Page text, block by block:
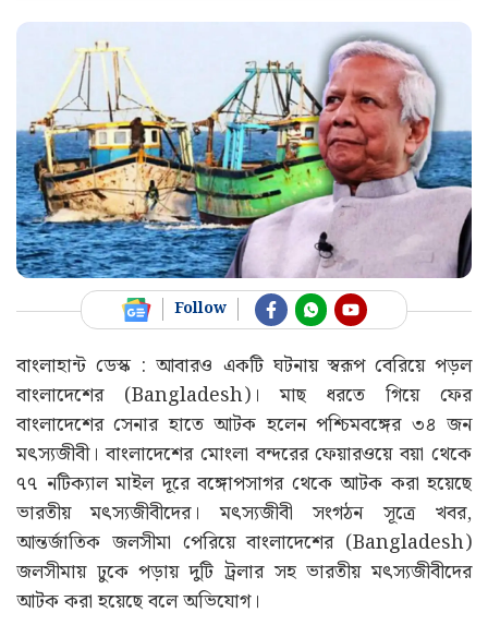
Follow
বাংলাহান্ট ডেস্ক : আবারও একটি ঘটনায় স্বরূপ বেরিয়ে পড়ল
বাংলাদেশের (Bangladesh)। মাছ ধরতে গিয়ে ফের
বাংলাদেশের সেনার হাতে আটক হলেন পশ্চিমবঙ্গের ৩৪ জন
মৎস্যজীবী। বাংলাদেশের মোংলা বন্দরের ফেয়ারওয়ে বয়া থেকে
৭৭ নটিক্যাল মাইল দূরে বঙ্গোপসাগর থেকে আটক করা হয়েছে
ভারতীয় মৎস্যজীবীদের। মৎস্যজীবী সংগঠন সূত্রে খবর,
আন্তর্জাতিক জলসীমা পেরিয়ে বাংলাদেশের (Bangladesh)
জলসীমায় ঢুকে পড়ায় দুটি ট্রলার সহ ভারতীয় মৎস্যজীবীদের
আটক করা হয়েছে বলে অভিযোগ।